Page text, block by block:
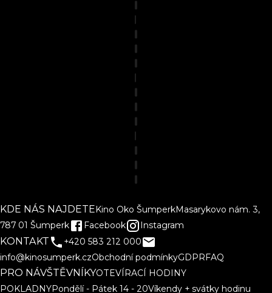
KDE NÁS NAJDETEKino Oko ŠumperkMasarykovo nám. 3,
787 01 Šumperk
Facebook Instagram
KONTAKT
+420 583 212 000
info@kinosumperk.czObchodní podmínkyGDPRFAQ
PRO NÁVŠTĚVNÍKYOTEVÍRACÍ HODINY
POKLADNYPondělí - Pátek 14 - 20Víkendy + svátky hodinu